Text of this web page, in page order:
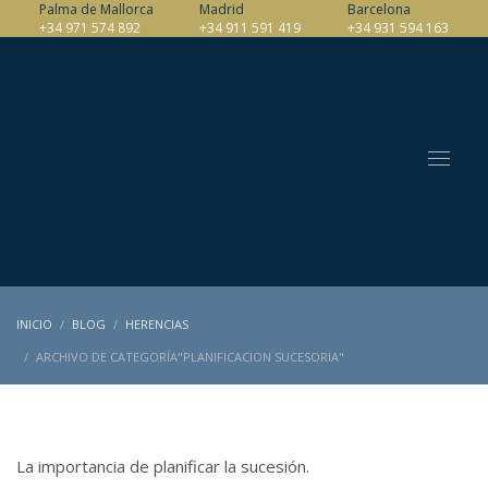
Palma de Mallorca
+34 971 574 892
Madrid
+34 911 591 419
Barcelona
+34 931 594 163
INICIO BLOG
HERENCIAS
ARCHIVO DE CATEGORÍA"PLANIFICACION SUCESORIA"
La importancia de planificar la sucesión.